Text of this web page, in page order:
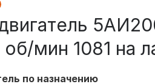
об/мин 1081 на
по назначению